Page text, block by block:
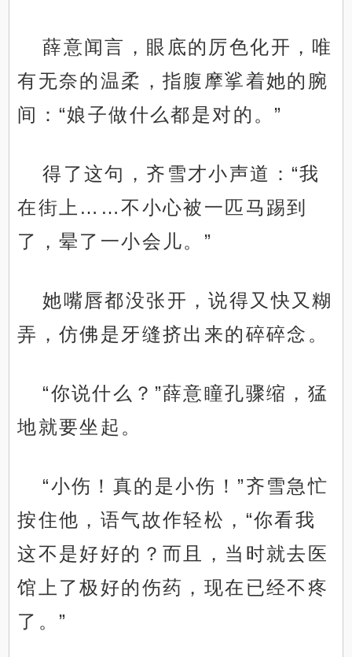
薛意闻言，眼底的厉色化开，唯
有无奈的温柔，指腹摩挲着她的腕
间：“娘子做什么都是对的。”
得了这句，齐雪才小声道：“我
在街上……不小心被一匹马踢到
了，晕了一小会儿。”
她嘴唇都没张开，说得又快又糊
弄，仿佛是牙缝挤出来的碎碎念。
“你说什么？”薛意瞳孔骤缩，猛
地就要坐起。
“小伤！真的是小伤！”齐雪急忙
按住他，语气故作轻松，“你看我
这不是好好的？而且，当时就去医
馆上了极好的伤药，现在已经不疼
了。”